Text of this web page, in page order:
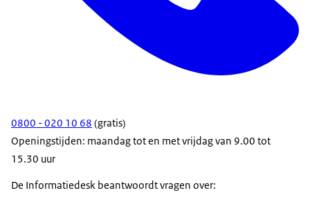
0800 - 020 10 68 (gratis)
Openingstijden: maandag tot en met vrijdag van 9.00 tot
15.30 uur
De Informatiedesk beantwoordt vragen over: